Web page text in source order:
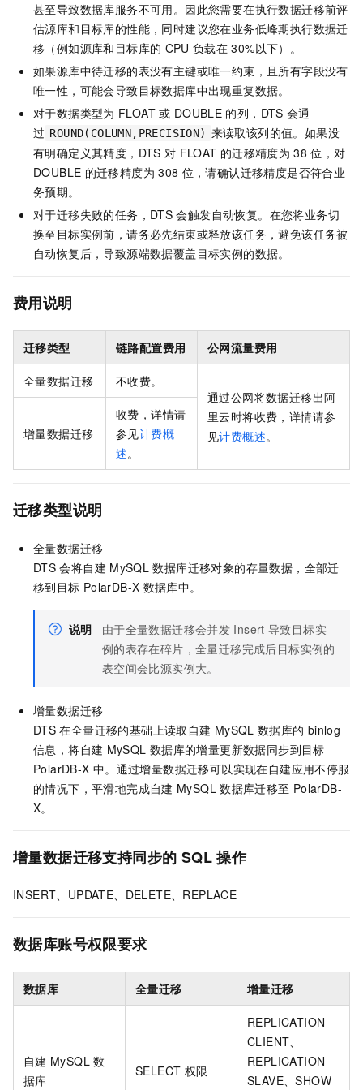
甚至导致数据库服务不可用。因此您需要在执行数据迁移前评
估源库和目标库的性能，同时建议您在业务低峰期执行数据迁
移（例如源库和目标库的 CPU 负载在 30%以下）。
如果源库中待迁移的表没有主键或唯一约束，且所有字段没有
唯一性，可能会导致目标数据库中出现重复数据。
对于数据类型为 FLOAT 或 DOUBLE 的列，DTS 会通
过 ROUND(COLUMN,PRECISION) 来读取该列的值。如果没
有明确定义其精度，DTS 对 FLOAT 的迁移精度为 38 位，对
DOUBLE 的迁移精度为 308 位，请确认迁移精度是否符合业
务预期。
对于迁移失败的任务，DTS 会触发自动恢复。在您将业务切
换至目标实例前，请务必先结束或释放该任务，避免该任务被
自动恢复后，导致源端数据覆盖目标实例的数据。
费用说明
迁移类型 链路配置费用 公网流量费用
全量数据迁移
不收费。
通过公网将数据迁移出阿
里云时将收费，详情请参
见计费概述。
增量数据迁移
收费，详情请
参见计费概
述。
迁移类型说明
全量数据迁移
DTS 会将自建 MySQL 数据库迁移对象的存量数据，全部迁
移到目标 PolarDB-X 数据库中。
说明 由于全量数据迁移会并发 Insert 导致目标实
例的表存在碎片，全量迁移完成后目标实例的
表空间会比源实例大。
增量数据迁移
DTS 在全量迁移的基础上读取自建 MySQL 数据库的 binlog
信息，将自建 MySQL 数据库的增量更新数据同步到目标
PolarDB-X 中。通过增量数据迁移可以实现在自建应用不停服
的情况下，平滑地完成自建 MySQL 数据库迁移至 PolarDB-
X。
增量数据迁移支持同步的 SQL 操作
INSERT、UPDATE、DELETE、REPLACE
数据库账号权限要求
数据库 全量迁移 增量迁移
自建 MySQL 数
据库
SELECT 权限
REPLICATION
CLIENT、
REPLICATION
SLAVE、SHOW